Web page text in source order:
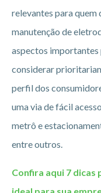
relevantes para quem
manutenção de
aspectos importantes
considerar
perfil dos
uma via de fácil
metrô e
entre outros.
Confira aqui 7
ideal para sua